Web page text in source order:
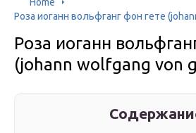
Роза иоганн вольфганг фон гете
Роза иоганн
(johann wolfgang von